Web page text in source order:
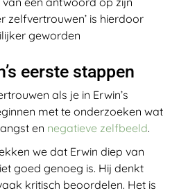
zelfvertrouwen’ is hierdoor
geworden
eerste stappen
als je in Erwin’s
met te onderzoeken wat
en negatieve zelfbeeld.
we dat Erwin diep van
goed genoeg is. Hij denkt
kritisch beoordelen. Het is